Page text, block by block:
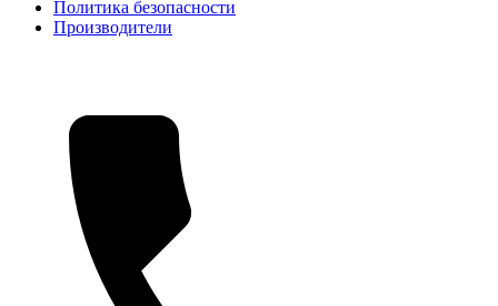
Политика безопасности
Производители